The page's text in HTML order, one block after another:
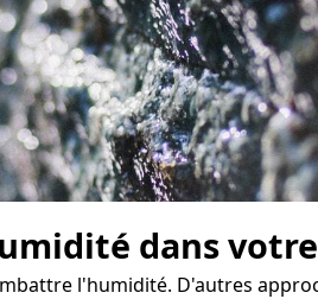
dans
l'humidité. D'autres